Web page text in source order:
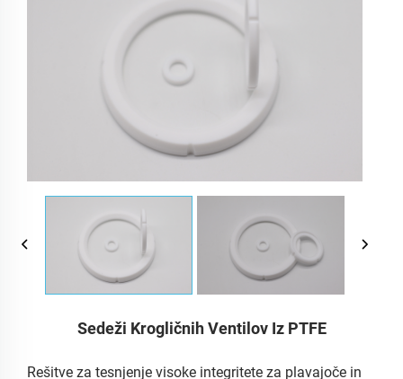
Sedeži Krogličnih Ventilov Iz PTFE
Rešitve za tesnjenje visoke integritete za plavajoče in